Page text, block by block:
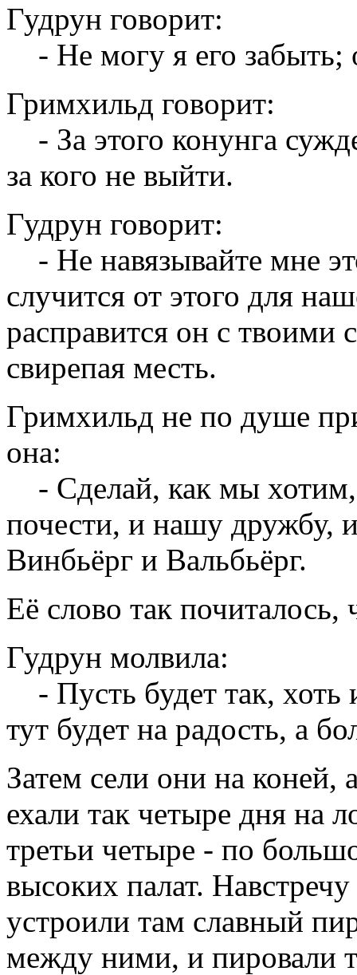
Гудрун говорит:
- Не могу я его забыть;
Гримхильд говорит:
- За этого конунга
за кого не выйти.
Гудрун говорит:
- Не навязывайте мне
случится от этого для
расправится он с твоими
свирепая месть.
Гримхильд не по душе
она:
- Сделай, как мы хотим,
почести, и нашу дружбу,
Винбьёрг и Вальбьёрг.
Её слово так
Гудрун молвила:
- Пусть будет так, хоть
тут будет на радость, а
Затем сели они на коней,
ехали так четыре дня на
третьи четыре - по
высоких палат.
устроили там славный
между ними, и пировали